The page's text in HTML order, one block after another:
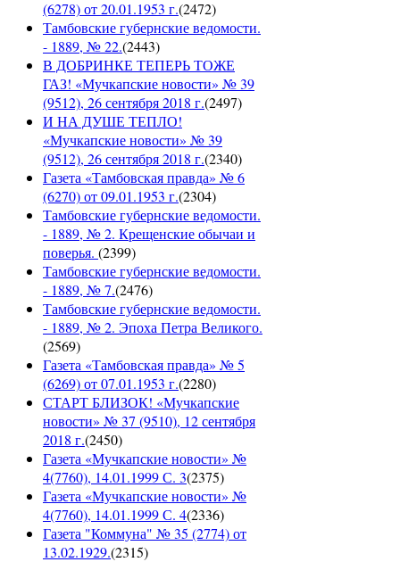
(6278) от 20.01.1953 г.(2472)
Тамбовские губернские ведомости.
- 1889, № 22.(2443)
В ДОБРИНКЕ ТЕПЕРЬ ТОЖЕ
ГАЗ! «Мучкапские новости» № 39
(9512), 26 сентября 2018 г.(2497)
И НА ДУШЕ ТЕПЛО!
«Мучкапские новости» № 39
(9512), 26 сентября 2018 г.(2340)
Газета «Тамбовская правда» № 6
(6270) от 09.01.1953 г.(2304)
Тамбовские губернские ведомости.
- 1889, № 2. Крещенские обычаи и
поверья. (2399)
Тамбовские губернские ведомости.
- 1889, № 7.(2476)
Тамбовские губернские ведомости.
- 1889, № 2. Эпоха Петра Великого.
(2569)
Газета «Тамбовская правда» № 5
(6269) от 07.01.1953 г.(2280)
СТАРТ БЛИЗОК! «Мучкапские
новости» № 37 (9510), 12 сентября
2018 г.(2450)
Газета «Мучкапские новости» №
4(7760), 14.01.1999 С. 3(2375)
Газета «Мучкапские новости» №
4(7760), 14.01.1999 С. 4(2336)
Газета "Коммуна" № 35 (2774) от
13.02.1929.(2315)